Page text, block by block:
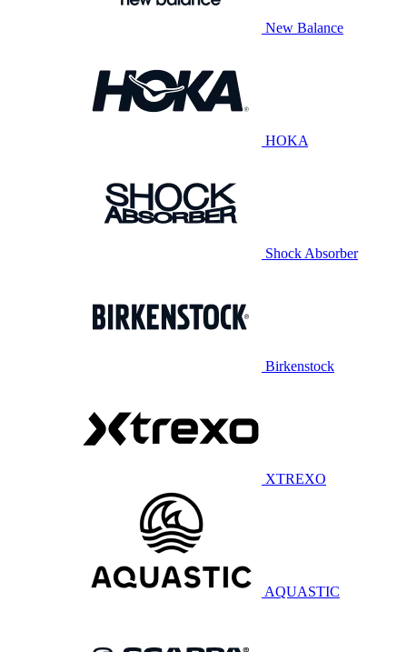
New Balance
HOKA
Shock Absorber
Birkenstock
XTREXO
AQUASTIC